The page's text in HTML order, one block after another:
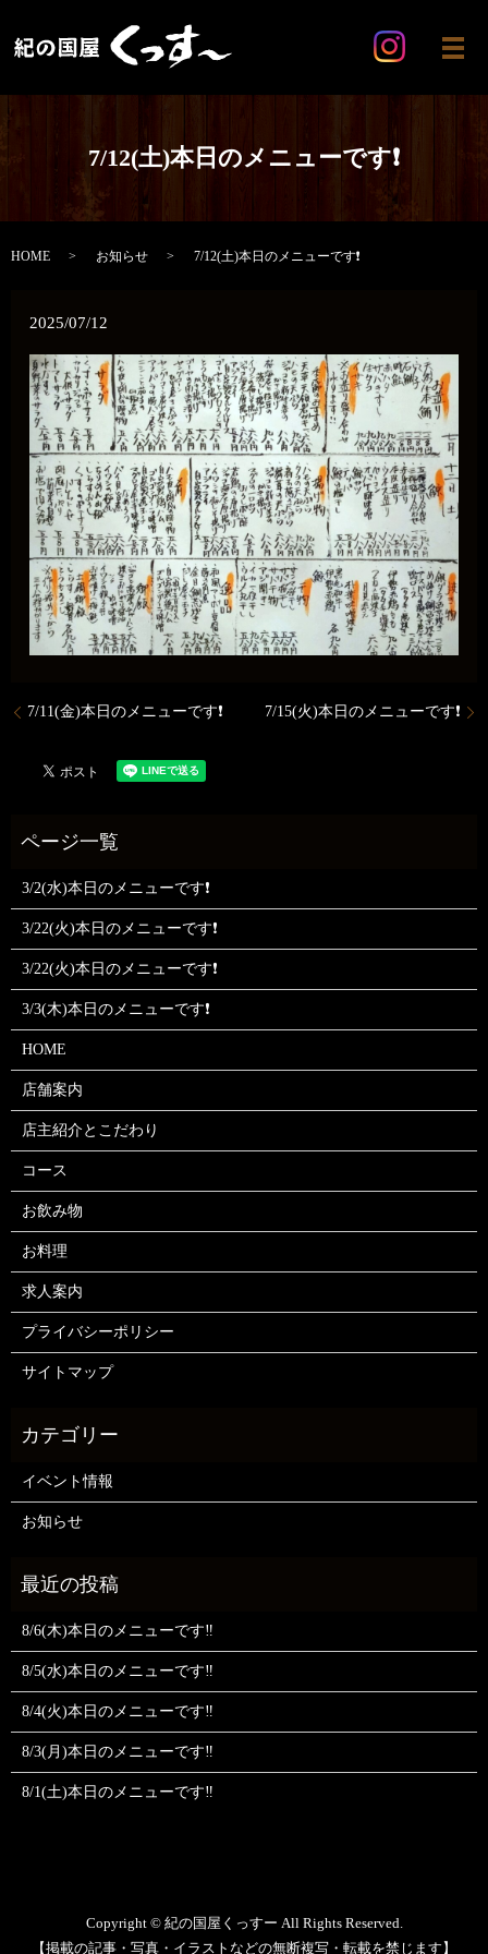
メ
7/12(土)本日のメニューです❗️
HOME お知らせ 7/12(土)本日のメニューです❗️
2025/07/12
7/11(金)本日のメニューです❗️ 7/15(火)本日のメニューです❗️
3/2(水)本日のメニューです❗
3/22(火)本日のメニューです❗
3/22(火)本日のメニューです❗
3/3(木)本日のメニューです❗
HOME
店舗案内
店主紹介とこだわり
コース
お飲み物
お料理
求人案内
プライバシーポリシー
サイトマップ
イベント情報
お知らせ
8/6(木)本日のメニューです‼️
8/5(水)本日のメニューです‼️
8/4(火)本日のメニューです‼️
8/3(月)本日のメニューです‼️
8/1(土)本日のメニューです‼️
Copyright © 紀の国屋くっすー All Rights Reserved.
【掲載の記事・写真・イラストなどの無断複写・転載を禁じます】